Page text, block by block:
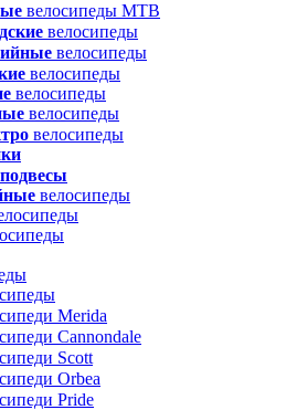
велосипеды MTB
велосипеды
велосипеды
велосипеды
велосипеды
велосипеды
велосипеды
велосипеды
Merida
Cannondale
Scott
Orbea
Pride